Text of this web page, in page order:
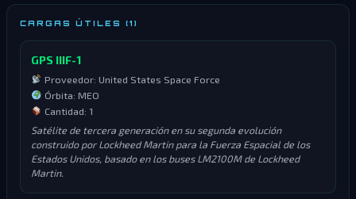
CARGAS ÚTILES (1)
GPS IIIF-1
Proveedor: United States Space Force
Órbita: MEO
Cantidad: 1
Satélite de tercera generación en su segunda evolución
construido por Lockheed Martin para la Fuerza Espacial de los
Estados Unidos, basado en los buses LM2100M de Lockheed
Martin.